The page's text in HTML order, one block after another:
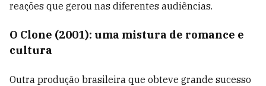
reações que gerou nas diferentes audiências.
O Clone (2001): uma mistura de romance e
cultura
Outra produção brasileira que obteve grande sucesso